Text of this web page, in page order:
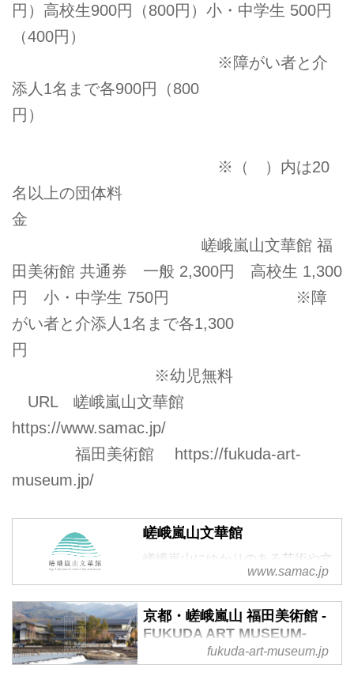
円）高校生900円（800円）小・中学生 500円
（400円）
※障がい者と介
添人1名まで各900円（800
円）
※（ ）内は20
名以上の団体料
金
嵯峨嵐山文華館 福
田美術館 共通券 ⼀般 2,300円 高校生 1,300
円 小・中学生 750円 ※障
がい者と介添人1名まで各1,300
円
※幼児無料
URL 嵯峨嵐山文華館
https://www.samac.jp/
福田美術館
https://fukuda-art-
museum.jp/
嵯峨嵐山文華館
嵯峨嵐山にゆかりのある芸術や文
化に出会えるミュージアムです。
藤原定家にはじまる百人一首の展
示。120畳の壮大な大広間に飾ら
れた日本画の数々。誰もが日本の
芸術を楽しめるよう、心ときめく
www.samac.jp
京都・嵯峨嵐山 福田美術館 -
FUKUDA ART MUSEUM-
京都屈指の観光地である嵯峨嵐山
fukuda-art-museum.jp